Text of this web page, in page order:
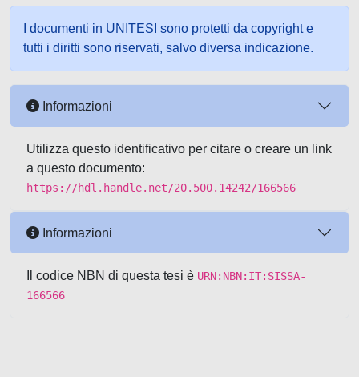
I documenti in UNITESI sono protetti da copyright e
tutti i diritti sono riservati, salvo diversa indicazione.
Informazioni
Utilizza questo identificativo per citare o creare un link
a questo documento:
https://hdl.handle.net/20.500.14242/166566
Informazioni
Il codice NBN di questa tesi è URN:NBN:IT:SISSA-
166566